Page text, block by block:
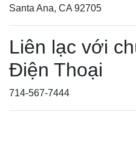
Santa Ana, CA 92705
Liên lạc với
Điện Thoại
714-567-7444